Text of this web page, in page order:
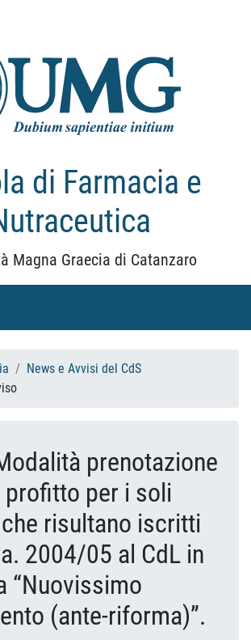
di Farmacia e
Magna Graecia di Catanzaro
News e Avvisi del CdS
prenotazione
profitto per i soli
risultano iscritti
2004/05 al CdL in
“Nuovissimo
(ante-riforma)”.